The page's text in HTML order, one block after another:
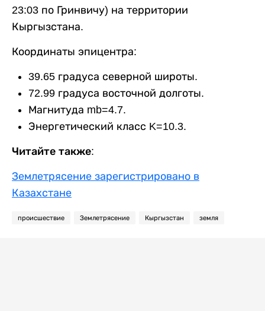
23:03 по Гринвичу) на территории
Кыргызстана.
Координаты эпицентра:
39.65 градуса северной широты.
72.99 градуса восточной долготы.
Магнитуда mb=4.7.
Энергетический класс K=10.3.
Читайте также:
Землетрясение зарегистрировано в
Казахстане
происшествие Землетрясение Кыргызстан земля